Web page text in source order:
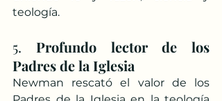
teología.
5. Profundo lector de los
Padres de la Iglesia
Newman rescató el valor de los